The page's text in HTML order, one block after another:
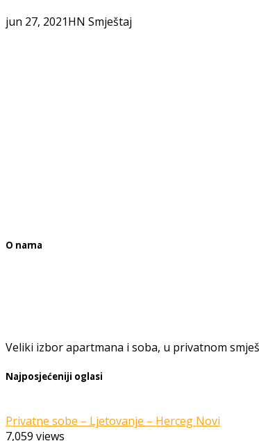
jun 27, 2021HN Smještaj
O nama
Veliki izbor apartmana i soba, u privatnom
Najposjećeniji oglasi
Privatne sobe – Ljetovanje – Herceg Novi
7,059 views